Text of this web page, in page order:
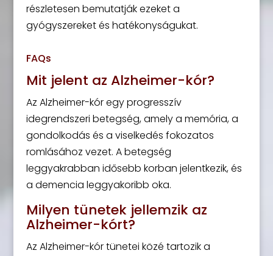
részletesen bemutatják ezeket a
gyógyszereket és hatékonyságukat.
FAQs
Mit jelent az Alzheimer-kór?
Az Alzheimer-kór egy progresszív
idegrendszeri betegség, amely a memória, a
gondolkodás és a viselkedés fokozatos
romlásához vezet. A betegség
leggyakrabban idősebb korban jelentkezik, és
a demencia leggyakoribb oka.
Milyen tünetek jellemzik az
Alzheimer-kórt?
Az Alzheimer-kór tünetei közé tartozik a